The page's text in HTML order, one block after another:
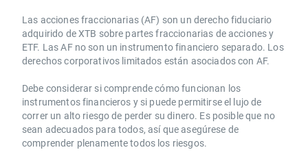
Las acciones fraccionarias (AF) son un derecho fiduciario
adquirido de XTB sobre partes fraccionarias de acciones y
ETF. Las AF no son un instrumento financiero separado. Los
derechos corporativos limitados están asociados con AF.
Debe considerar si comprende cómo funcionan los
instrumentos financieros y si puede permitirse el lujo de
correr un alto riesgo de perder su dinero. Es posible que no
sean adecuados para todos, así que asegúrese de
comprender plenamente todos los riesgos.